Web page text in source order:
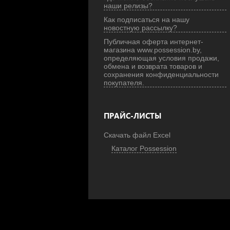
наши релизы?
Как подписаться на нашу
новостную рассылку?
Публичная оферта интернет-
магазина www.possession.by,
определяющая условия продажи,
обмена и возврата товаров и
сохранения конфиденциальности
покупателя.
ПРАЙС-ЛИСТЫ
Скачать файл Excel
Каталог Possession